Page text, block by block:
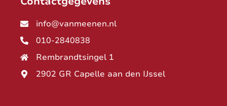
info@vanmeenen.nl
010-2840838
Rembrandtsingel 1
2902 GR Capelle aan den IJssel